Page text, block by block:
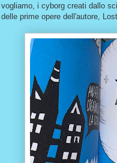
i cyborg creati dallo
prime opere dell'autore,